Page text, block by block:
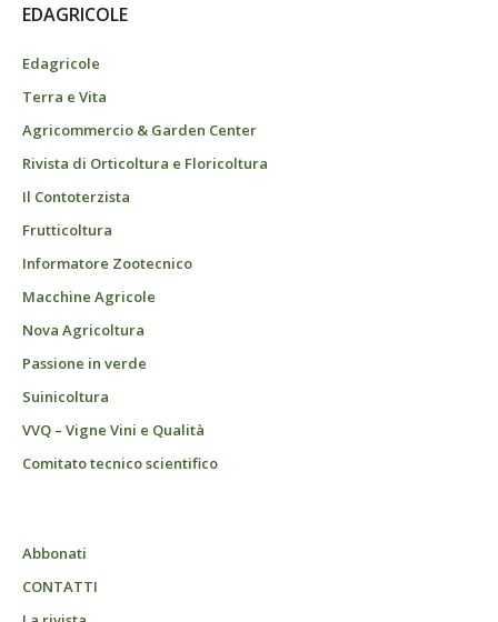
EDAGRICOLE
Edagricole
Terra e Vita
Agricommercio & Garden Center
Rivista di Orticoltura e Floricoltura
Il Contoterzista
Frutticoltura
Informatore Zootecnico
Macchine Agricole
Nova Agricoltura
Passione in verde
Suinicoltura
VVQ – Vigne Vini e Qualità
Comitato tecnico scientifico
Abbonati
CONTATTI